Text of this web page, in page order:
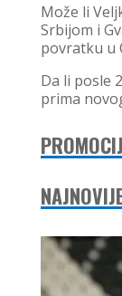
Može li
Srbijom i
povratku u
Da li posle
prima